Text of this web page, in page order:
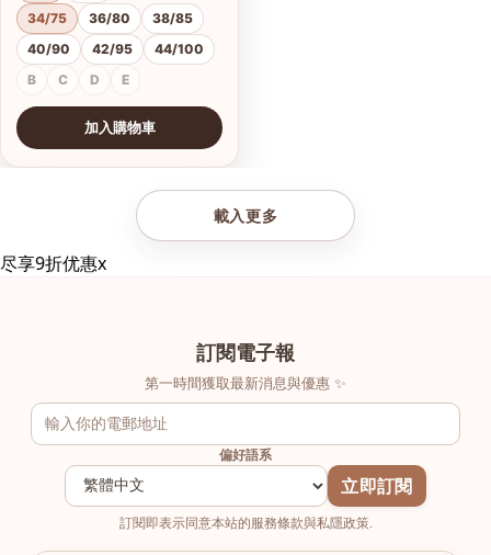
34/75
36/80
38/85
40/90
42/95
44/100
B
C D E
加入購物車
載入更多
尽享9折优惠x
訂閱電子報
第一時間獲取最新消息與優惠 ✨
偏好語系
立即訂閱
訂閱即表示同意本站的服務條款與私隱政策.